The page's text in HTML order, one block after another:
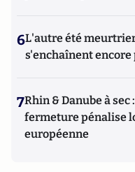
6L'autre été
s'enchaînent encore
7Rhin & Danube à sec
fermeture pénalise
européenne